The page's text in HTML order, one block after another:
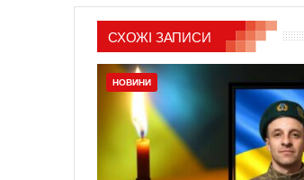
СХОЖІ ЗАПИСИ
НОВИНИ